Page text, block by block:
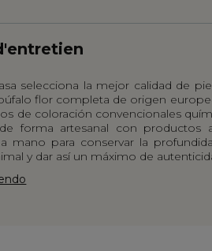
selecciona la mejor calidad de
flor completa de origen
de coloración convencionales
forma artesanal con productos
mano para conservar la
y dar así un máximo de